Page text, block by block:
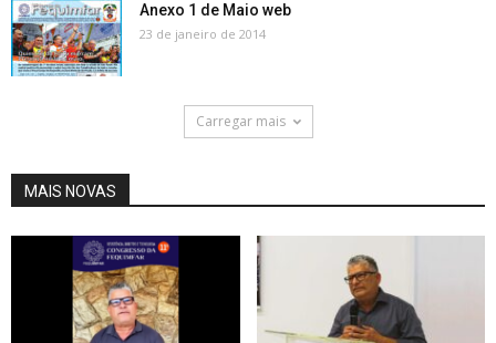
Anexo 1 de Maio web
23 de janeiro de 2014
Carregar mais
MAIS NOVAS